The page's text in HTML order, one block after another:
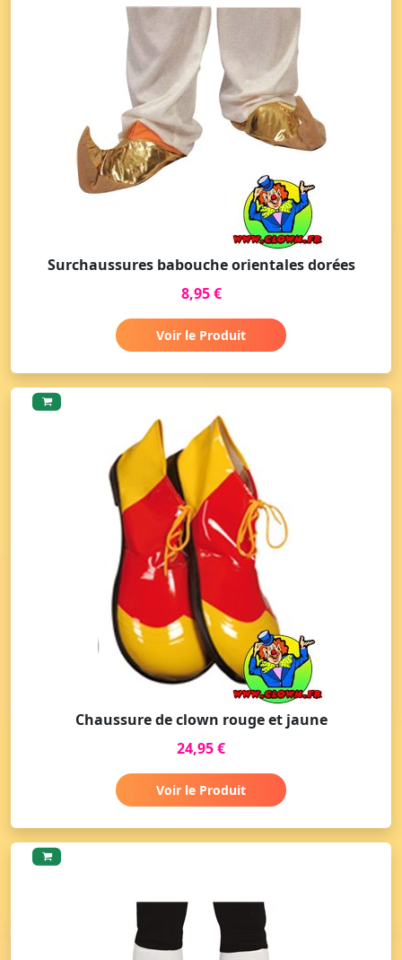
Surchaussures babouche orientales dorées
8,95 €
Voir le Produit
Chaussure de clown rouge et jaune
24,95 €
Voir le Produit